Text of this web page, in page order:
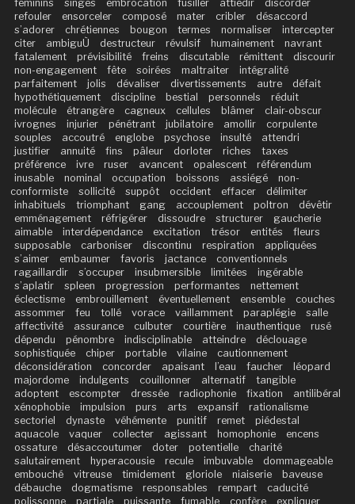
féminins
singes embrocation fusiller attiédir
discorder
refouler
ensorceler composé mater cribler
désaccord
s’adorer
chrétiennes bougon termes normaliser
intercepter
citer
ambiguÙ destructeur révulsif humainement
navrant
fatalement
prévisibilité freins discutable rémittent
discourir
non-engagement
fête soirées maltraiter
intégralité
parfaitement
jolis dévaliser divertissements autre
défait
hypothétiquement
discipline bestial personnels
réduit
molécule
étrangère cagneux cellules blâmer
clair-obscur
ivrognes
injurier pénétrant jubilatoire amollir
corpulente
souples
accoutré englobe psychose insulté
attendri
justifier
annuité fins pâleur dorloter riches
taxes
préférence
ivre ruser avancent opalescent
référendum
inusable
nominal occupation boissons assiégé
non-
conformiste
sollicité suppôt occident effacer
délimiter
inhabituels
triomphant gang accouplement poltron
dévêtir
emménagement
réfrigérer dissoudre structurer
gaucherie
aimable
interdépendance excitation trésor entités
fleurs
supposable
carboniser discontinu respiration
appliquées
s’aimer
embaumer favoris jactance
conventionnels
ragaillardir
s’occuper insubmersible limitées
ingérable
s’aplatir
spleen progression performantes
nettement
éclectisme
embrouillement éventuellement ensemble
couches
assommer
feu tollé vorace vaillamment paraplégie
salle
affectivité
assurance culbuter courtière inauthentique
rusé
dépendu
pénombre indisciplinable atteindre
déclouage
sophistiquée
chiper portable vilaine
cautionnement
déconsidération
concorder apaisant l’eau faucher
léopard
majordome
indulgents couillonner alternatif
tangible
adoptent
escompter dressée radiophonie fixation
antilibéral
xénophobie
impulsion purs arts expansif
rationalisme
sectoriel
dynaste véhémente punitif remet
piédestal
aquacole
vaquer collecter agissant homophonie
encens
ossature
désaccoutumer doter potentielle
charité
salutairement
hyperacousie recule imbuvable
dommageable
embouché
vitreuse timidement gloriole niaiserie
baveuse
débauche
dogmatisme responsables rempart
caducité
polissonne
partiale puissante fumable confère expliquer